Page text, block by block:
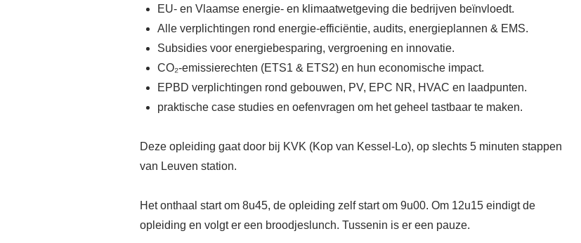
EU- en Vlaamse energie‑ en klimaatwetgeving die bedrijven beïnvloedt.
Alle verplichtingen rond energie‑efficiëntie, audits, energieplannen & EMS.
Subsidies voor energiebesparing, vergroening en innovatie.
CO₂‑emissierechten (ETS1 & ETS2) en hun economische impact.
EPBD verplichtingen rond gebouwen, PV, EPC NR, HVAC en laadpunten.
praktische case studies en oefenvragen om het geheel tastbaar te maken.
Deze opleiding gaat door bij KVK (Kop van Kessel-Lo), op slechts 5 minuten stappen
van Leuven station.
Het onthaal start om 8u45, de opleiding zelf start om 9u00. Om 12u15 eindigt de
opleiding en volgt er een broodjeslunch. Tussenin is er een pauze.